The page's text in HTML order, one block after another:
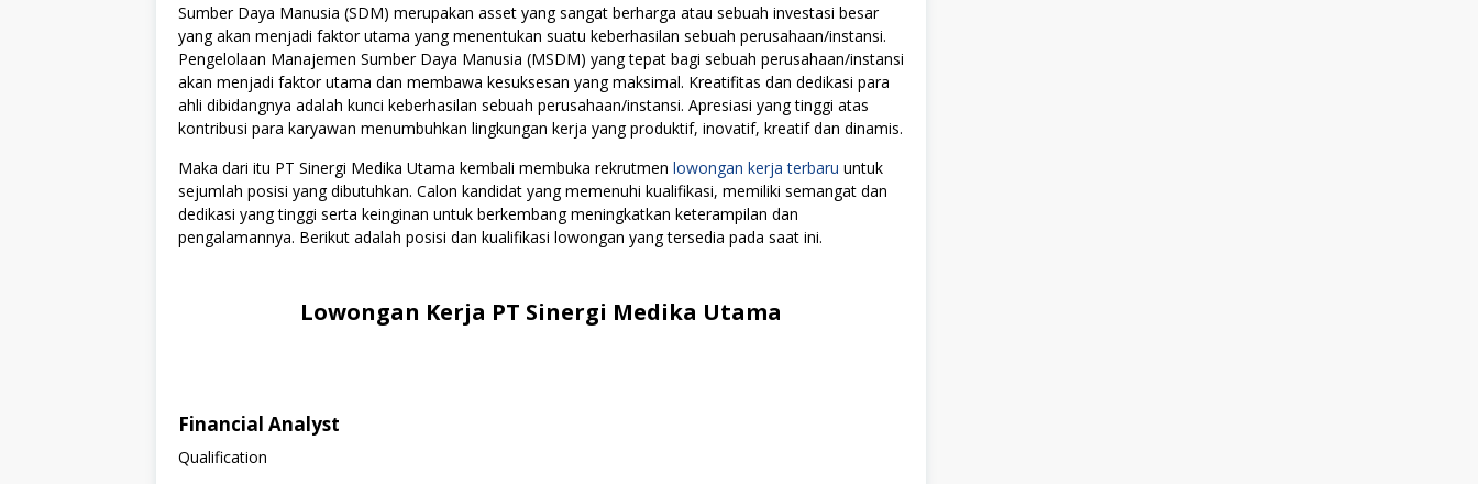
Sumber Daya Manusia (SDM) merupakan asset yang sangat berharga atau sebuah investasi besar
yang akan menjadi faktor utama yang menentukan suatu keberhasilan sebuah perusahaan/instansi.
Pengelolaan Manajemen Sumber Daya Manusia (MSDM) yang tepat bagi sebuah perusahaan/instansi
akan menjadi faktor utama dan membawa kesuksesan yang maksimal. Kreatifitas dan dedikasi para
ahli dibidangnya adalah kunci keberhasilan sebuah perusahaan/instansi. Apresiasi yang tinggi atas
kontribusi para karyawan menumbuhkan lingkungan kerja yang produktif, inovatif, kreatif dan dinamis.
Maka dari itu PT Sinergi Medika Utama kembali membuka rekrutmen lowongan kerja terbaru untuk
sejumlah posisi yang dibutuhkan. Calon kandidat yang memenuhi kualifikasi, memiliki semangat dan
dedikasi yang tinggi serta keinginan untuk berkembang meningkatkan keterampilan dan
pengalamannya. Berikut adalah posisi dan kualifikasi lowongan yang tersedia pada saat ini.
Lowongan Kerja PT Sinergi Medika Utama
Financial Analyst
Qualification